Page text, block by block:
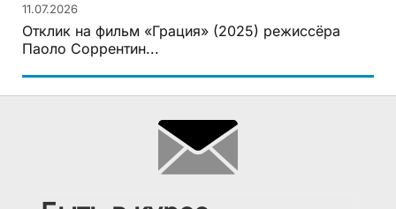
11.07.2026
Отклик на фильм «Грация» (2025) режиссёра
Паоло Соррентин...